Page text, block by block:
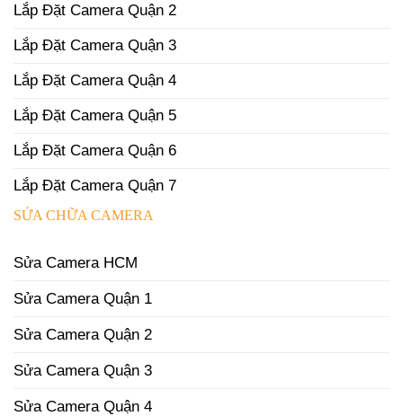
Lắp Đặt Camera Quận 2
Lắp Đặt Camera Quận 3
Lắp Đặt Camera Quận 4
Lắp Đặt Camera Quận 5
Lắp Đặt Camera Quận 6
Lắp Đặt Camera Quận 7
SỬA CHỮA CAMERA
Sửa Camera HCM
Sửa Camera Quận 1
Sửa Camera Quận 2
Sửa Camera Quận 3
Sửa Camera Quận 4